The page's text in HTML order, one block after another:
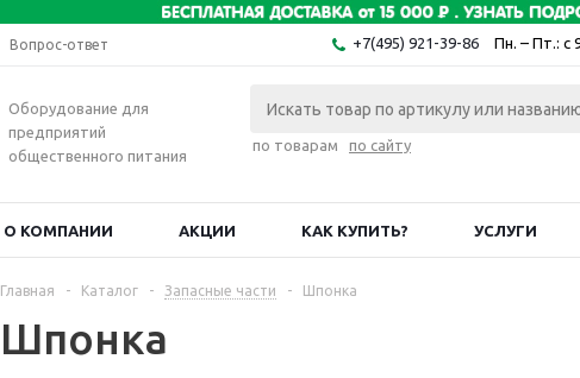
Вопрос-ответ +7(495) 921-39-86 Пн. – Пт.: с
Оборудование для
предприятий
общественного питания
по товарам по сайту
О КОМПАНИИ АКЦИИ КАК КУПИТЬ? УСЛУГИ
Главная - Каталог - Запасные части - Шпонка
Шпонка